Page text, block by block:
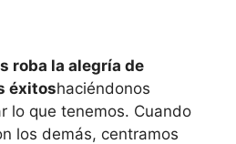
roba la alegría de
éxitoshaciéndonos
lo que tenemos. Cuando
los demás, centramos